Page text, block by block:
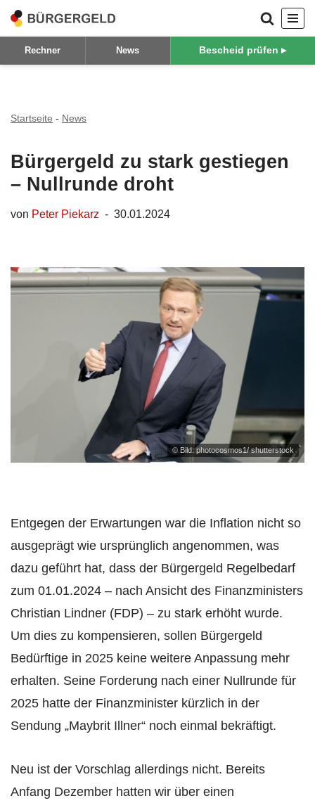
Zum
Inhalt
Rechner News Bescheid prüfen ▸
Startseite - News
Bürgergeld zu stark gestiegen
– Nullrunde droht
von Peter Piekarz 30.01.2024
© Bild: photocosmos1/ shutterstock
Entgegen der Erwartungen war die Inflation nicht so
ausgeprägt wie ursprünglich angenommen, was
dazu geführt hat, dass der Bürgergeld Regelbedarf
zum 01.01.2024 – nach Ansicht des Finanzministers
Christian Lindner (FDP) – zu stark erhöht wurde.
Um dies zu kompensieren, sollen Bürgergeld
Bedürftige in 2025 keine weitere Anpassung mehr
erhalten. Seine Forderung nach einer Nullrunde für
2025 hatte der Finanzminister kürzlich in der
Sendung „Maybrit Illner“ noch einmal bekräftigt.
Neu ist der Vorschlag allerdings nicht. Bereits
Anfang Dezember hatten wir über einen